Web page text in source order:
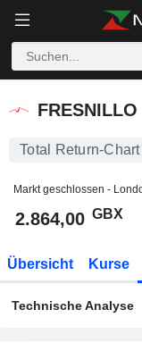
FRESNILLO PLC
FRESNILLO
Total Return-
Markt geschlossen -
2.864,00 GBX
Übersicht Kurse
Technische Analyse